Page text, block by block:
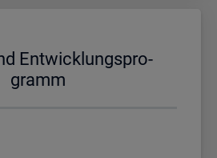
Ent­wick­lungs­pro­
gramm